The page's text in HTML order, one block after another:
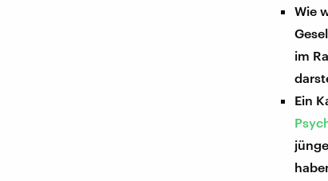
Wie
im
Ein